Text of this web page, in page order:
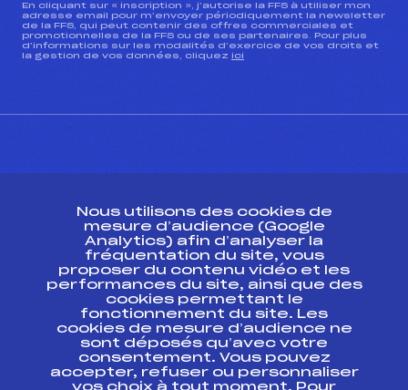
En cliquant sur « inscription », j’autorise la FFS à utiliser mon
adresse email pour m’envoyer périodiquement la newsletter
de la FFS, qui peut contenir des offres commerciales et
promotionnelles de la FFS ou de ses partenaires. Pour plus
d’informations sur les modalités d’exercice de vos droits et
la gestion de vos données, cliquez ici
Ressources
Pass’Neige
Projet sportif fédéral
Projet de performance fédéral
Antidopage
Pôle Développement, Formation, Suivi
Scientifique
Nous utilisons des cookies de
mesure d’audience (Google
Analytics) afin d’analyser la
fréquentation du site, vous
proposer du contenu vidéo et les
performances du site, ainsi que des
cookies permettant le
fonctionnement du site. Les
cookies de mesure d’audience ne
sont déposés qu’avec votre
consentement. Vous pouvez
accepter, refuser ou personnaliser
vos choix à tout moment. Pour